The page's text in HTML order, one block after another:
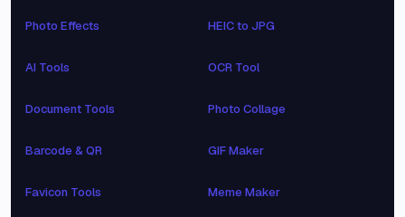
Photo Effects
AI Tools
Document Tools
Barcode & QR
Favicon Tools
HEIC to JPG
OCR Tool
Photo Collage
GIF Maker
Meme Maker